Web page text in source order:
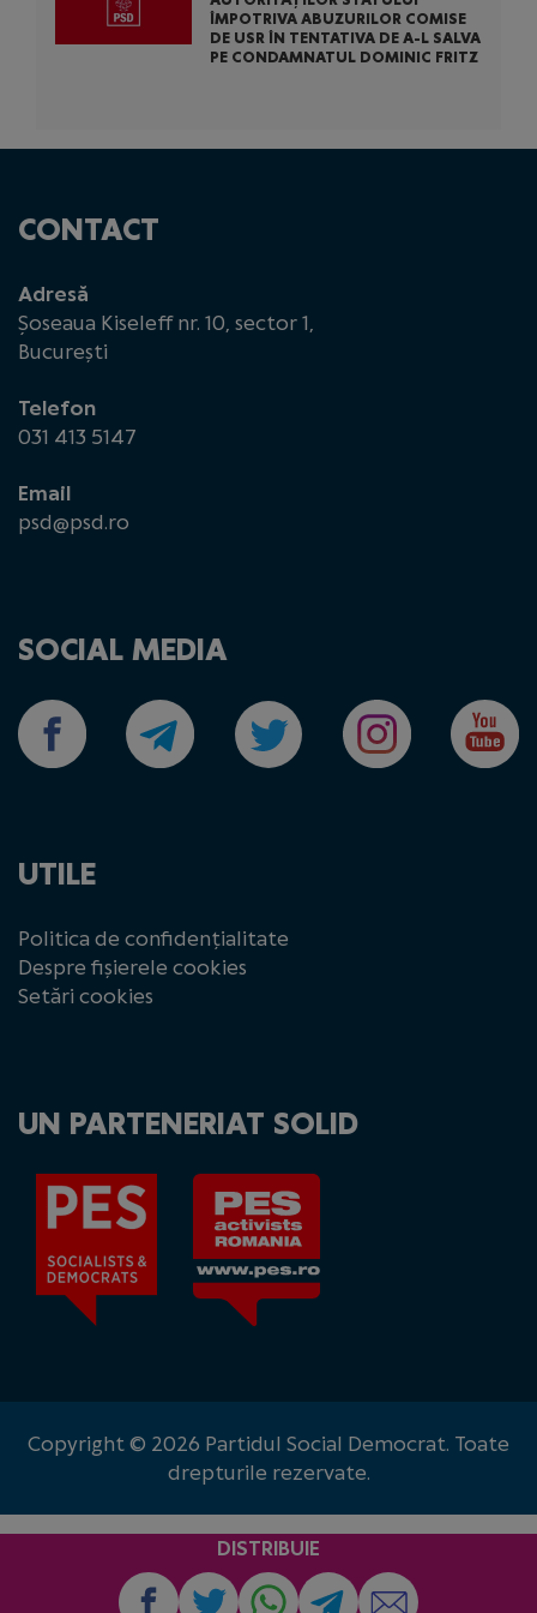
ÎMPOTRIVA ABUZURILOR COMISE
DE USR ÎN TENTATIVA DE A-L SALVA
PE CONDAMNATUL DOMINIC FRITZ
CONTACT
Adresă
Șoseaua Kiseleff nr. 10, sector 1,
București
Telefon
031 413 5147
Email
psd@psd.ro
SOCIAL MEDIA
UTILE
Politica de confidențialitate
Despre fișierele cookies
Setări cookies
UN PARTENERIAT SOLID
Copyright © 2026 Partidul Social Democrat. Toate
drepturile rezervate.
DISTRIBUIE